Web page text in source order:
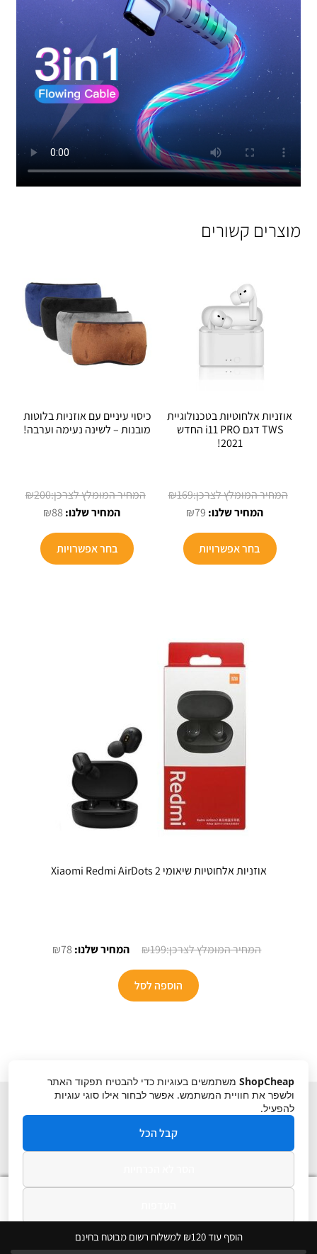
מוצרים קשורים
אוזניות אלחוטיות בטכנולוגיית
TWS דגם i11 PRO החדש
2021!
₪169 המחיר
₪79
הוא:
בחר אפשרויות
כיסוי עיניים עם אוזניות בלוטות
מובנות – לשינה נעימה וערבה!
₪200
₪88 המחיר
הוא:
בחר אפשרויות
אוזניות אלחוטיות שיאומי Xiaomi Redmi AirDots 2
₪199
המחיר
המקורי
היה:
₪199.
₪78
הוספה לסל
עבור:
ShopCheap משתמשים בעוגיות כדי להבטיח תפקוד האתר
ולשפר את חוויית המשתמש. אפשר לבחור אילו סוגי עוגיות
להפעיל.
קבל הכל
הוסף עוד ₪120 למשלוח רשום מבוטח בחינם